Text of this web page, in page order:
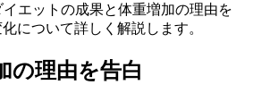
イエットの成果と体重増加の理由を
について詳しく解説します。
の理由を告白